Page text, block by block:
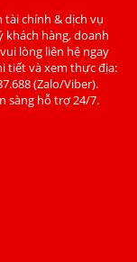
tài chính & dịch vụ
khách hàng, doanh
lòng liên hệ ngay
tiết và xem thực địa:
(Zalo/Viber).
sàng hỗ trợ 24/7.